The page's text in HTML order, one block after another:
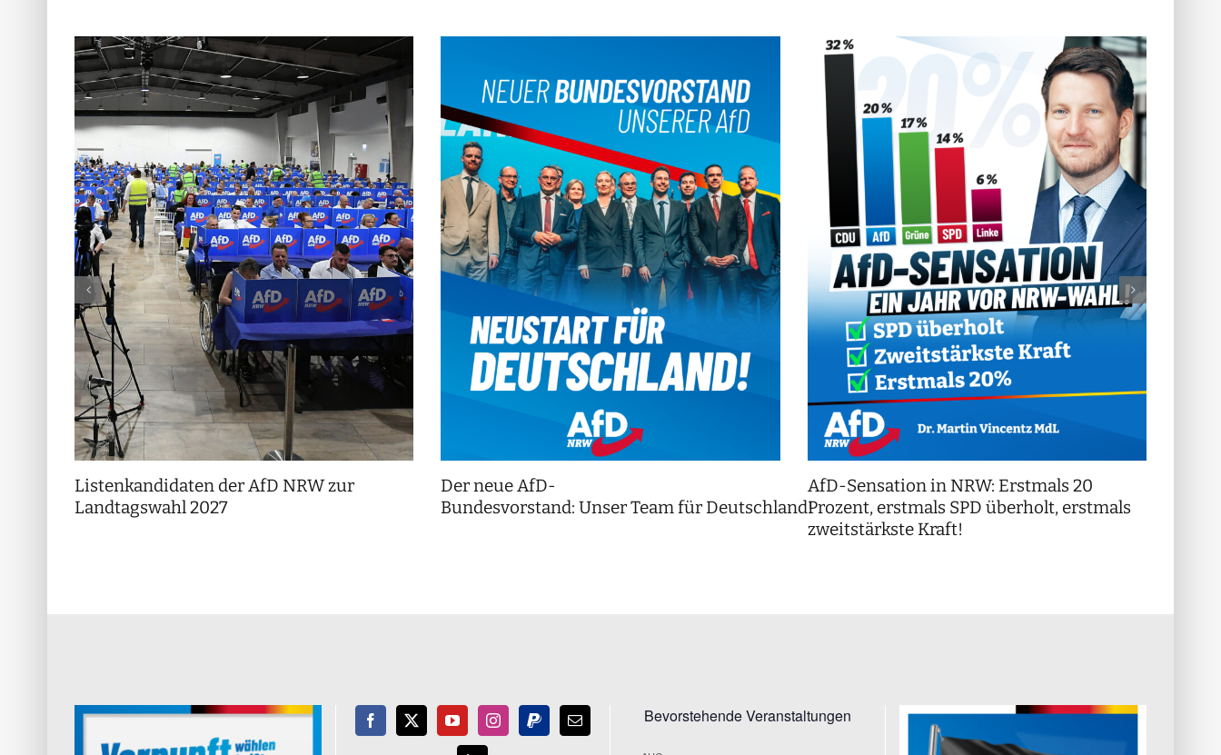
Listenkandidaten der AfD NRW zur
Landtagswahl 2027
Der neue AfD-
Bundesvorstand: Unser Team für Deutschland!
AfD-Sensation in NRW: Erstmals 20
Prozent, erstmals SPD überholt, erstmals
zweitstärkste Kraft!
Bevorstehende Veranstaltungen